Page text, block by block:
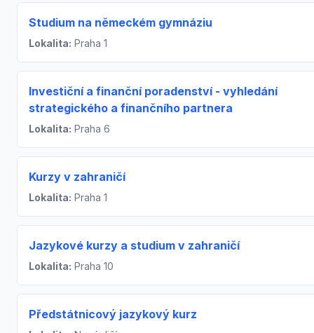
Studium na německém gymnáziu
Lokalita: Praha 1
Investiční a finanční poradenství - vyhledání
strategického a finančního partnera
Lokalita: Praha 6
Kurzy v zahraničí
Lokalita: Praha 1
Jazykové kurzy a studium v zahraničí
Lokalita: Praha 10
Předstátnicový jazykový kurz